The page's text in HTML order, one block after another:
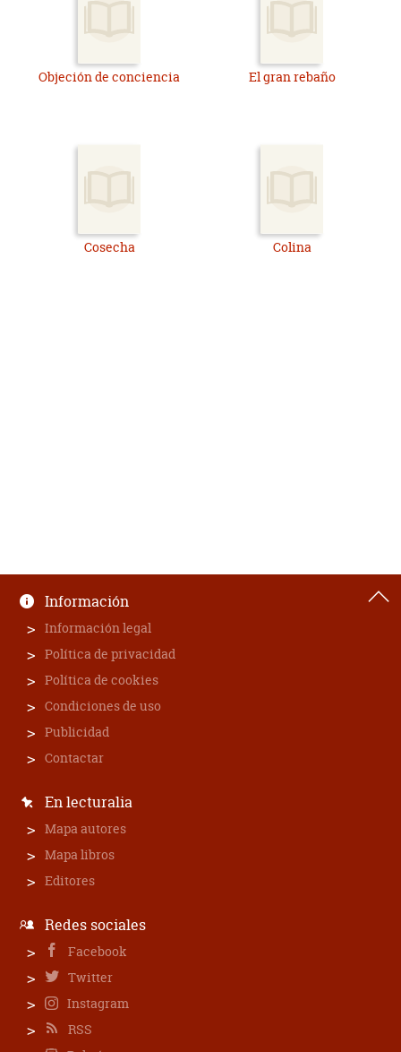
Objeción de conciencia El gran rebaño
Cosecha Colina
Información
Información legal
Política de privacidad
Política de cookies
Condiciones de uso
Publicidad
Contactar
En lecturalia
Mapa autores
Mapa libros
Editores
Redes sociales
Facebook
Twitter
Instagram
RSS